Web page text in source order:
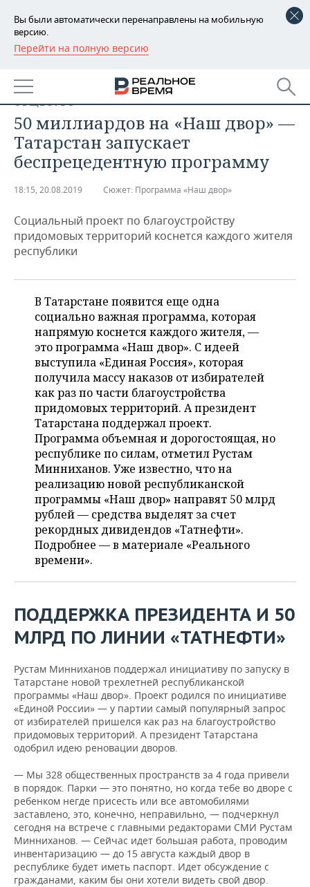
Вы были автоматически перенаправлены на мобильную
версию.
Перейти на полную версию
РЕГИОНЫ
БАШКОРТОСТАН
УДМУРТИЯ
НОВОСТИ
НОВОСТИ АНАЛИТИКИ
ДЕКЛАРАЦИИ О ДОХОДАХ
ВУЗЫ ТАТАРСТАНА
ТОРГОВЫЕ ЦЕНТРЫ
ЭКОНОМИКА
НОВОСТИ ЭКОНОМИКИ
БАНКИ
ИНВЕСТИЦИИ
ПРОМЫШЛЕННОСТИ
АГРОПРОМ
МАШИНОСТРОЕНИЕ
НЕФТЕХИМИЯ
НЕФТЬ
ОПК
ЭНЕРГЕТИКА
НОВОСТИ НЕДВИЖИМОСТИ
АВТО
НОВОСТИ БИЗНЕСА
РОЗНИЧНАЯ ТОРГОВЛЯ
ТРАНСПОРТ
УСЛУГИ
ТЕХНОЛОГИИ
НОВОСТИ ТЕХНОЛОГИЙ
МЕДИА
ТЕЛЕКОММУНИКАЦИИ
МЕРОПРИЯТИЯ
НОВОСТИ МЕРОПРИЯТИЙ
ВЫЕЗДНАЯ РЕДАКЦИЯ
БИЗНЕС-БРАНЧИ
ONLINE-КОНФЕРЕНЦИИ
ОТКРЫТАЯ ЛЕКЦИЯ
СПОРТ
НОВОСТИ СПОРТА
ФУТБОЛ
ХОККЕЙ
БАСКЕТБОЛ
ВОЛЕЙБОЛ
КИБЕРСПОРТ
ВОДНЫЕ ВИДЫ СПОРТА
ОБЩЕСТВО
НОВОСТИ ОБЩЕСТВА
ВЛАСТЬ
ИНФРАСТРУКТУРА
ИСТОРИЯ
КУЛЬТУРА
ОБРАЗОВАНИЕ
ФОТОГАЛЕРЕЯ
СЮЖЕТЫ
СПРАВОЧНИК
СПИСОК ПЕРСОН
СПИСОК КОМПАНИЙ
ПОЛНАЯ ВЕРСИЯ
ОБЩЕСТВО
50 миллиардов на «Наш двор» —
Татарстан запускает
беспрецедентную программу
18:15, 20.08.2019 Сюжет: Программа «Наш двор»
Социальный проект по благоустройству
придомовых территорий коснется каждого жителя
республики
В Татарстане появится еще одна
социально важная программа, которая
напрямую коснется каждого жителя, —
это программа «Наш двор». С идеей
выступила «Единая Россия», которая
получила массу наказов от избирателей
как раз по части благоустройства
придомовых территорий. А президент
Татарстана поддержал проект.
Программа объемная и дорогостоящая, но
республике по силам, отметил Рустам
Минниханов. Уже известно, что на
реализацию новой республиканской
программы «Наш двор» направят 50 млрд
рублей — средства выделят за счет
рекордных дивидендов «Татнефти».
Подробнее — в материале «Реального
времени».
ПОДДЕРЖКА ПРЕЗИДЕНТА И 50
МЛРД ПО ЛИНИИ «ТАТНЕФТИ»
Рустам Минниханов поддержал инициативу по запуску в
Татарстане новой трехлетней республиканской
программы «Наш двор». Проект родился по инициативе
«Единой России» — у партии самый популярный запрос
от избирателей пришелся как раз на благоустройство
придомовых территорий. А президент Татарстана
одобрил идею реновации дворов.
— Мы 328 общественных пространств за 4 года привели
в порядок. Парки — это понятно, но когда тебе во дворе с
ребенком негде присесть или все автомобилями
заставлено, это, конечно, неправильно, — подчеркнул
сегодня на встрече с главными редакторами СМИ Рустам
Минниханов. — Сейчас идет большая работа, проводим
инвентаризацию — до 15 августа каждый двор в
республике будет иметь паспорт. Идет обсуждение с
гражданами, каким бы они хотели видеть свой двор.